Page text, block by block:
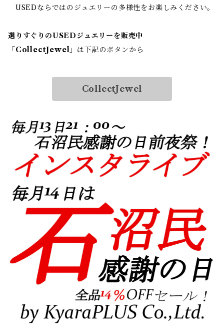
USEDならではのジュエリーの多様性をお楽しみください。
選りすぐりのUSEDジュエリーを販売中
「CollectJewel 」は下記のボタンから
CollectJewel